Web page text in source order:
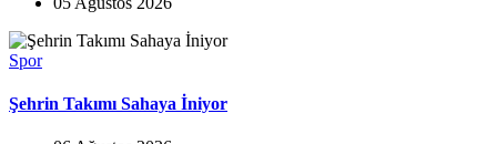
Spor
Şehrin Takımı Sahaya İniyor